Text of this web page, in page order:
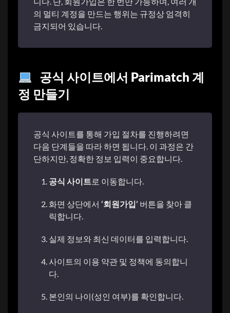
의 멀티 계정을 만드는 행위는 규정상 엄격히
금지되어 있습니다.
공식 사이트에서 Parimatch 계
정 만들기
공식 사이트를 통해 가입 절차를 진행하려면
다음 단계들을 따라 하면 됩니다. 이 과정은 간
단하지만, 정확한 정보 입력이 중요합니다.
공식 사이트 로 이동합니다.
화면 상단에서 ‘회원가입’ 버튼을 찾아 클
릭합니다.
실제 정보와 최신 데이터를 입력합니다.
사이트의 이용 약관 및 정책에 동의합니
다.
본인의 나이(성인 여부)를 확인합니다.